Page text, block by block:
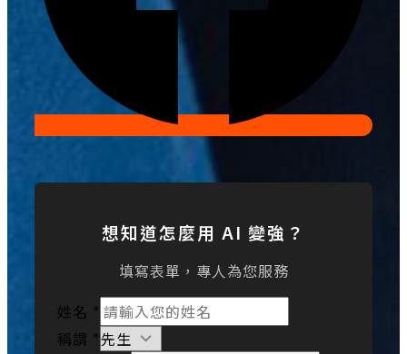
想知道怎麼用 AI 變強？
填寫表單，專人為您服務
姓名 *
稱謂 *